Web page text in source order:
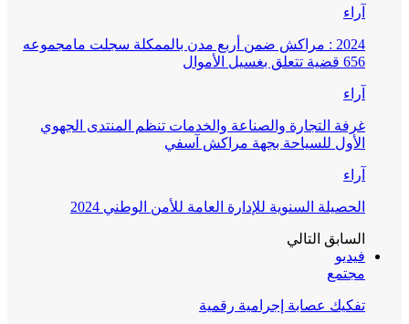
آراء
2024 : مراكش ضمن أربع مدن بالممكلة سجلت مامجموعه
656 قضية تتعلق بغسيل الأموال
آراء
غرفة التجارة والصناعة والخدمات تنظم المنتدى الجهوي
الأول للسياحة بجهة مراكش آسفي
آراء
الحصيلة السنوية للإدارة العامة للأمن الوطني 2024
السابق التالي
فيديو
مجتمع
تفكيك عصابة إجرامية رقمية